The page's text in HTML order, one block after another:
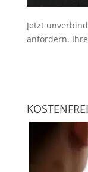
Jetzt
anfordern.